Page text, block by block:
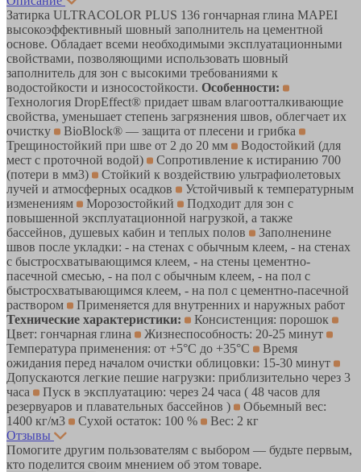
Затирка ULTRACOLOR PLUS 136 гончарная глина MAPEI
высокоэффективный шовный заполнитель на цементной
основе. Обладает всеми необходимыми эксплуатационными
свойствами, позволяющими использовать шовный
заполнитель для зон с высокими требованиями к
водостойкости и износостойкости. Особенности:
Технология DropEffect® придает швам влагоотталкивающие
свойства, уменьшает степень загрязнения швов, облегчает их
очистку
BioBlock® — защита от плесени и грибка
Трещиностойкий при шве от 2 до 20 мм
Водостойкий (для
мест с проточной водой)
Сопротивление к истиранию 700
(потери в мм3)
Стойкий к воздействию ультрафиолетовых
лучей и атмосферных осадков
Устойчивый к температурным
изменениям
Морозостойкий
Подходит для зон с
повышенной эксплуатационной нагрузкой, а также
бассейнов, душевых кабин и теплых полов
Заполненине
швов после укладки: - на стенах с обычным клеем, - на стенах
с быстросхватывающимся клеем, - на стены цементно-
пасечной смесью, - на пол с обычным клеем, - на пол с
быстросхватывающимся клеем, - на пол с цементно-пасечной
раствором
Применяется для внутренних и наружных работ
Технические характеристики:
Консистенция: порошок
Цвет: гончарная глина
Жизнеспособность: 20-25 минут
Температура применения: от +5°С до +35°С
Время
ожидания перед началом очистки облицовки: 15-30 минут
Допускаются легкие пешие нагрузки: приблизительно через 3
часа
Пуск в эксплуатацию: через 24 часа ( 48 часов для
резервуаров и плавательных бассейнов )
Обьемный вес:
1400 кг/м3
Сухой остаток: 100 %
Вес: 2 кг
Отзывы
Помогите другим пользователям с выбором — будьте первым,
кто поделится своим мнением об этом товаре.